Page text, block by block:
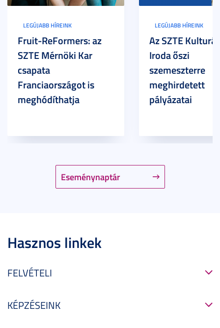
Eseménynaptár
LEGÚJABB HÍREINK
Fruit-ReFormers: az
SZTE Mérnöki Kar
csapata
Franciaországot is
meghódíthatja
LEGÚJABB HÍREINK
Az SZTE
Iroda őszi
szemeszterre
meghirdetett
pályázatai
Hasznos linkek
FELVÉTELI
KÉPZÉSEINK